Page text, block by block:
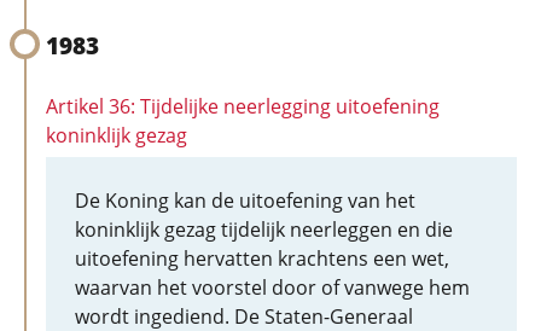
1983
Artikel 36: Tijdelijke neerlegging uitoefening
koninklijk gezag
De Koning kan de uitoefening van het
koninklijk gezag tijdelijk neerleggen en die
uitoefening hervatten krachtens een wet,
waarvan het voorstel door of vanwege hem
wordt ingediend. De Staten-Generaal